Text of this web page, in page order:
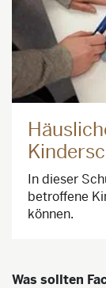
In dieser
betroffene
können.
Was sollten